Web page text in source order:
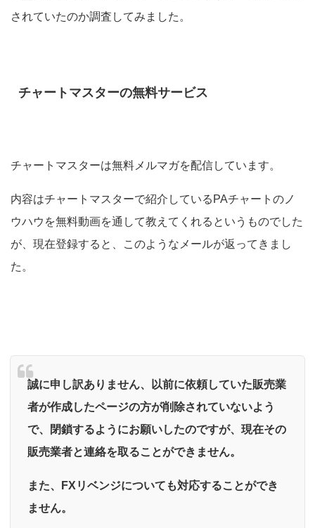
されていたのか調査してみました。
チャートマスターの無料サービス
チャートマスターは無料メルマガを配信しています。
内容はチャートマスターで紹介しているPAチャートのノ
ウハウを無料動画を通して教えてくれるというものでした
が、現在登録すると、このようなメールが返ってきまし
た。
誠に申し訳ありません、以前に依頼していた販売業
者が作成したページの方が削除されていないよう
で、閉鎖するようにお願いしたのですが、現在その
販売業者と連絡を取ることができません。
また、FXリベンジについても対応することができ
ません。